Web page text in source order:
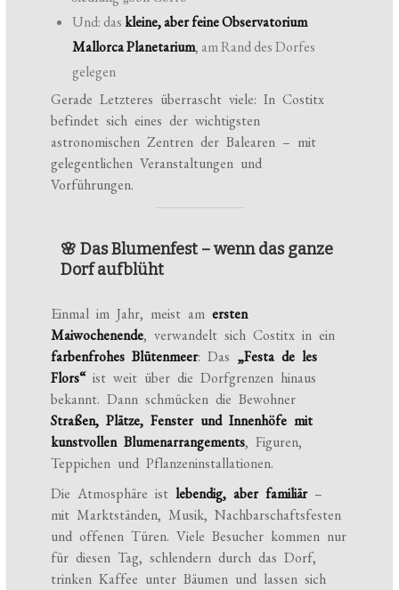
Und: daskleine, aber feine Observatorium
Mallorca Planetarium, am Rand des Dorfes
gelegen
Gerade Letzteres überrascht viele: In Costitx
befindet sich eines der wichtigsten
astronomischen Zentren der Balearen – mit
gelegentlichen Veranstaltungen und
Vorführungen.
🌸 Das Blumenfest – wenn das ganze
Dorf aufblüht
Einmal im Jahr, meist amersten
Maiwochenende, verwandelt sich Costitx in ein
farbenfrohes Blütenmeer: Das „Festa de les
Flors“ist weit über die Dorfgrenzen hinaus
bekannt. Dann schmücken die Bewohner
Straßen, Plätze, Fenster und Innenhöfe mit
kunstvollen Blumenarrangements, Figuren,
Teppichen und Pflanzeninstallationen.
Die Atmosphäre istlebendig, aber familiär–
mit Marktständen, Musik, Nachbarschaftsfesten
und offenen Türen. Viele Besucher kommen nur
für diesen Tag, schlendern durch das Dorf,
trinken Kaffee unter Bäumen und lassen sich